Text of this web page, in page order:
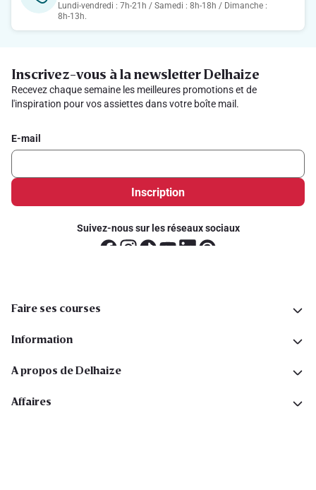
Lundi-vendredi : 7h-21h / Samedi : 8h-18h / Dimanche :
8h-13h.
Inscrivez-vous à la newsletter Delhaize
Recevez chaque semaine les meilleures promotions et de
l'inspiration pour vos assiettes dans votre boîte mail.
E-mail
Inscription
Suivez-nous sur les réseaux sociaux
Faire ses courses
Information
A propos de Delhaize
Affaires